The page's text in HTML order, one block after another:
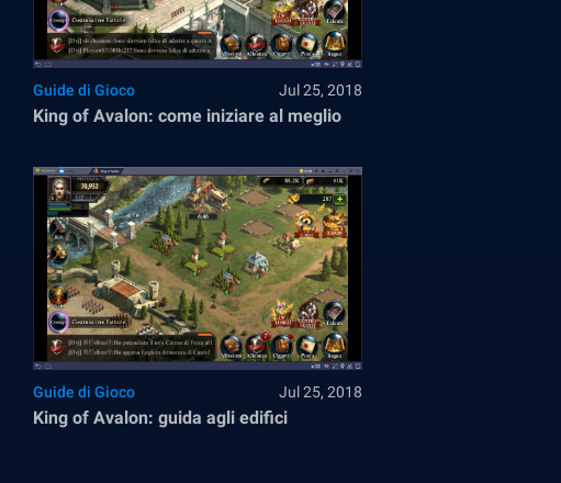
Guide di Gioco Jul 25, 2018
King of Avalon: come iniziare al meglio
Guide di Gioco Jul 25, 2018
King of Avalon: guida agli edifici